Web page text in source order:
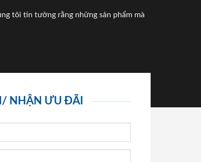
tôi tin tưởng rằng những sản phẩm mà
NHẬN ƯU ĐÃI